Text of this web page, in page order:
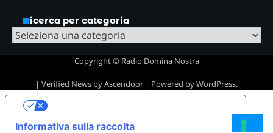
Ricerca per categoria
Ricerca
Copyright © Radio Domina Nostra
| Verified News byAscendoor | Powered byWordPress.
Informativa sulla raccolta
Le tue preferenze relative alla privacy